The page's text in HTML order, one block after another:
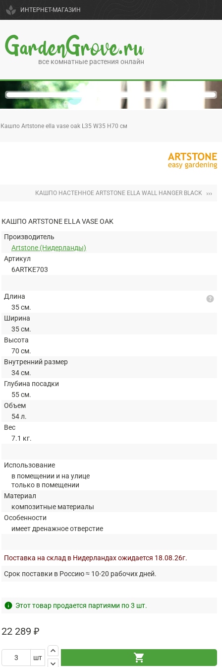
spa ИНТЕРНЕТ-МАГАЗИН
GardenGrove.ru
все комнатные растения онлайн
Кашпо Artstone ella vase oak L35 W35 H70 см
КАШПО НАСТЕННОЕ ARTSTONE ELLA WALL HANGER BLACK ›››
КАШПО ARTSTONE ELLA VASE OAK
Производитель
Artstone (Нидерланды)
Артикул
6ARTKE703
Длина
35 см.
Ширина
35 см.
Высота
70 см.
Внутренний размер
34 см.
Глубина посадки
55 см.
Объем
54 л.
Вес
7.1 кг.
help
Использование
в помещении и на улице
только в помещении
Материал
композитные материалы
Особенности
имеет дренажное отверстие
Поставка на склад в Нидерландах ожидается 18.08.26г.
Срок поставки в Россию ≈ 10-20 рабочих дней.
info Этот товар продается партиями по 3 шт.
22 289 ₽
шт
keyboard_arrow_up
keyboard_arrow_down
shopping_cart